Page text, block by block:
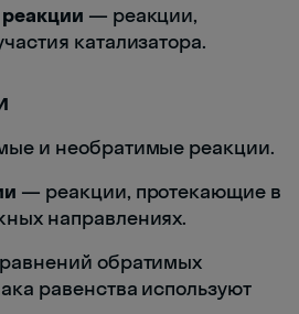
— реакции,
катализатора.
и необратимые реакции.
— реакции, протекающие в
направлениях.
обратимых
равенства используют